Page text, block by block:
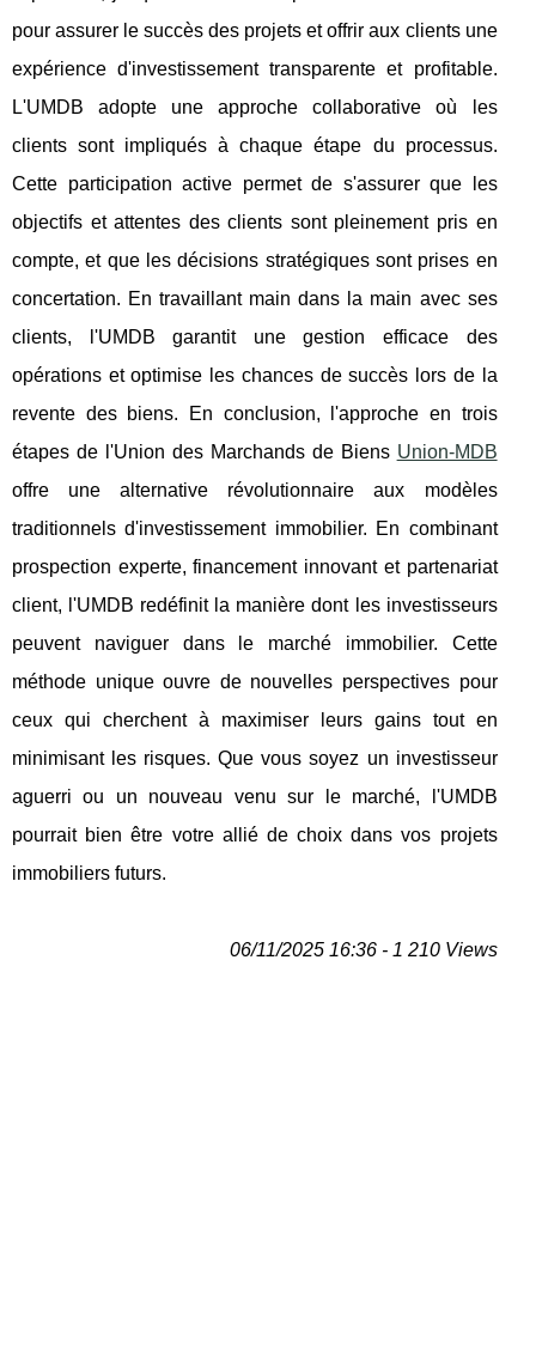
pour assurer le succès des projets et offrir aux clients une
expérience d'investissement transparente et profitable.
L'UMDB adopte une approche collaborative où les
clients sont impliqués à chaque étape du processus.
Cette participation active permet de s'assurer que les
objectifs et attentes des clients sont pleinement pris en
compte, et que les décisions stratégiques sont prises en
concertation. En travaillant main dans la main avec ses
clients, l'UMDB garantit une gestion efficace des
opérations et optimise les chances de succès lors de la
revente des biens. En conclusion, l'approche en trois
étapes de l'Union des Marchands de Biens Union-MDB
offre une alternative révolutionnaire aux modèles
traditionnels d'investissement immobilier. En combinant
prospection experte, financement innovant et partenariat
client, l'UMDB redéfinit la manière dont les investisseurs
peuvent naviguer dans le marché immobilier. Cette
méthode unique ouvre de nouvelles perspectives pour
ceux qui cherchent à maximiser leurs gains tout en
minimisant les risques. Que vous soyez un investisseur
aguerri ou un nouveau venu sur le marché, l'UMDB
pourrait bien être votre allié de choix dans vos projets
immobiliers futurs.
06/11/2025 16:36 - 1 210 Views